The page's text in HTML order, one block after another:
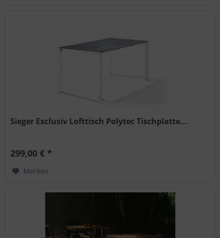
Sieger Exclusiv Lofttisch Polytec Tischplatte...
299,00 € *
Merken